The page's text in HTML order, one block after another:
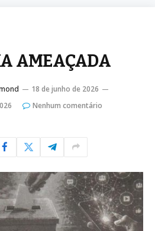
AMEAÇADA
18 de junho de 2026
Nenhum comentário